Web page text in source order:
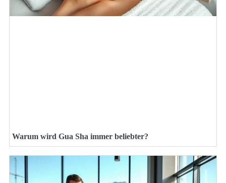
Warum wird Gua Sha immer beliebter?